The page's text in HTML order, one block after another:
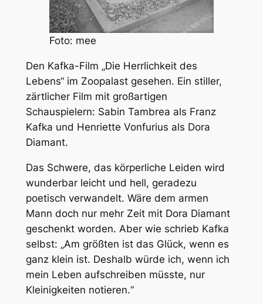
Foto: mee
Den Kafka-Film „Die Herrlichkeit des
Lebens“ im Zoopalast gesehen. Ein stiller,
zärtlicher Film mit großartigen
Schauspielern: Sabin Tambrea als Franz
Kafka und Henriette Vonfurius als Dora
Diamant.
Das Schwere, das körperliche Leiden wird
wunderbar leicht und hell, geradezu
poetisch verwandelt. Wäre dem armen
Mann doch nur mehr Zeit mit Dora Diamant
geschenkt worden. Aber wie schrieb Kafka
selbst: „Am größten ist das Glück, wenn es
ganz klein ist. Deshalb würde ich, wenn ich
mein Leben aufschreiben müsste, nur
Kleinigkeiten notieren.“